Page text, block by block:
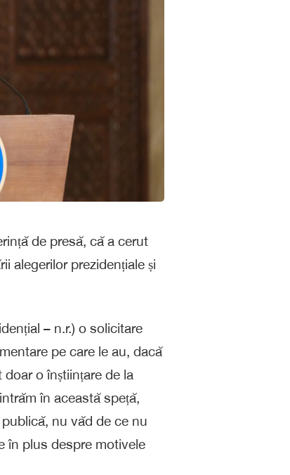
de presă, că a cerut
alegerilor prezidențiale și
– n.r.) o solicitare
pe care le au, dacă
o înștiințare de la
în această speță,
nu văd de ce nu
în plus despre motivele